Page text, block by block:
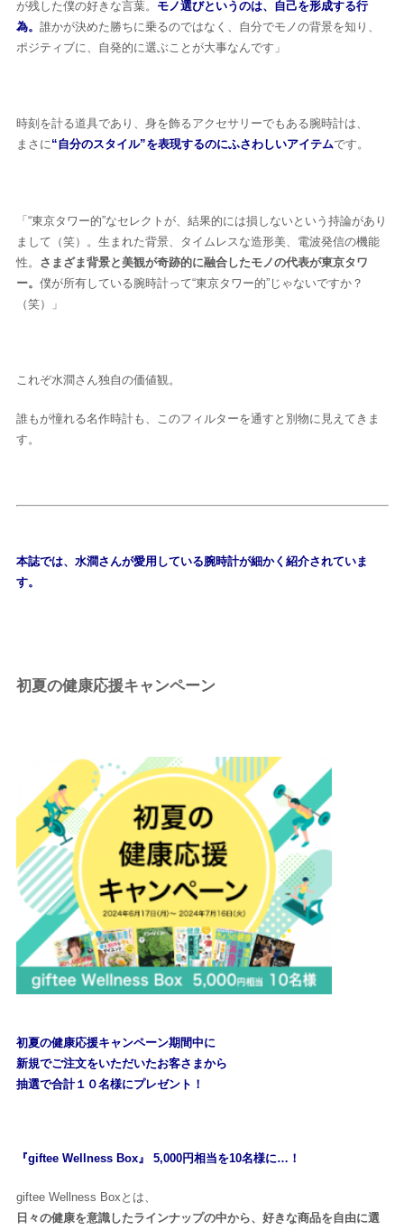
HOME
カテゴリー
生活 健康 レシピ 旅行 ビジネス
が残した僕の好きな言葉。 モノ選びというのは、自己を形成する行
為。 誰かが決めた勝ちに乗るのではなく、自分でモノの背景を知り、
ポジティブに、自発的に選ぶことが大事なんです」
時刻を計る道具であり、身を飾るアクセサリーでもある腕時計は、
まさに“自分のスタイル”を表現するのにふさわしいアイテムです。
「“東京タワー的”なセレクトが、結果的には損しないという持論があり
まして（笑）。生まれた背景、タイムレスな造形美、電波発信の機能
性。 さまざま背景と美観が奇跡的に融合したモノの代表が東京タワ
ー。 僕が所有している腕時計って“東京タワー的”じゃないですか？
（笑）」
これぞ水澗さん独自の価値観。
誰もが憧れる名作時計も、このフィルターを通すと別物に見えてきま
す。
本誌では、水澗さんが愛用している腕時計が細かく紹介されていま
す。
初夏の健康応援キャンペーン
初夏の健康応援キャンペーン期間中に
新規でご注文をいただいたお客さまから
抽選で合計１０名様にプレゼント！
『giftee Wellness Box』 5,000円相当を10名様に…！
giftee Wellness Boxとは、
日々の健康を意識したラインナップの中から、好きな商品を自由に選